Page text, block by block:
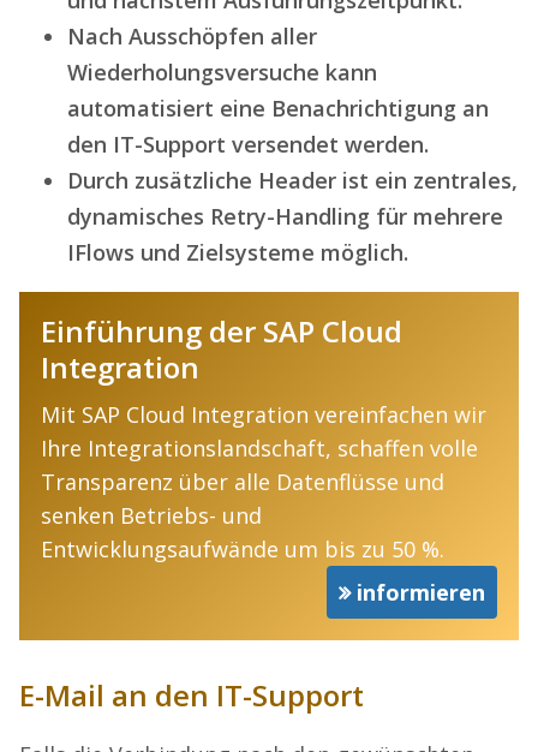
Nach Ausschöpfen aller
Wiederholungsversuche kann
automatisiert eine Benachrichtigung an
den IT-Support versendet werden.
Durch zusätzliche Header ist ein zentrales,
dynamisches Retry-Handling für mehrere
IFlows und Zielsysteme möglich.
Einführung der SAP Cloud
Integration
Mit SAP Cloud Integration vereinfachen wir
Ihre Integrationslandschaft, schaffen volle
Transparenz über alle Datenflüsse und
senken Betriebs- und
Entwicklungsaufwände um bis zu 50 %.
informieren
E-Mail an den IT-Support